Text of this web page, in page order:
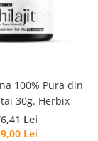
100% Pura din
30g. Herbix
Lei
Lei